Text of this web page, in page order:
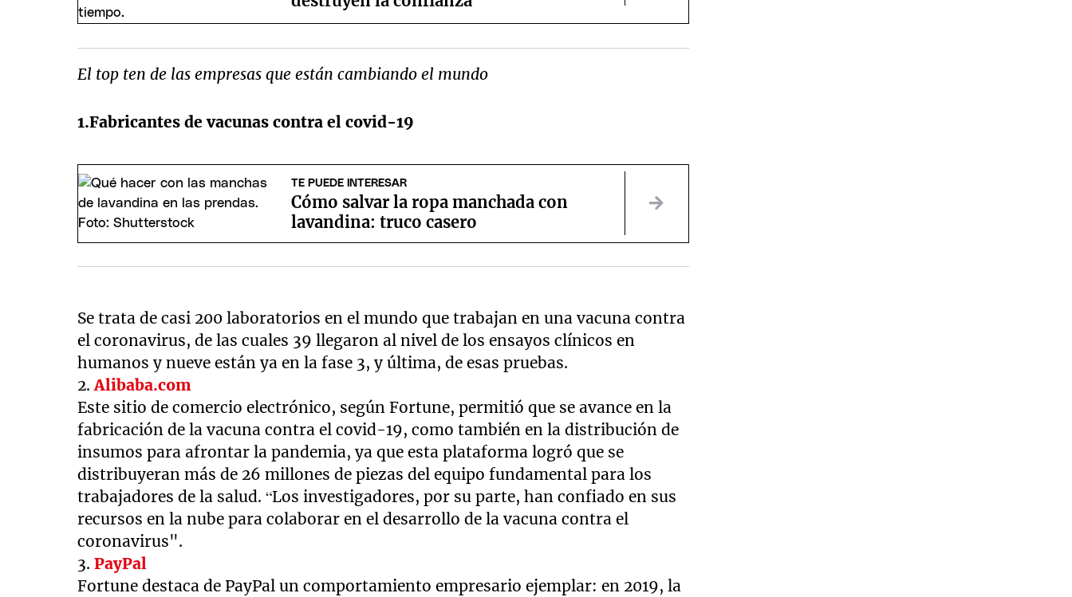
El top ten de las empresas que están cambiando el mundo
1.Fabricantes de vacunas contra el covid-19
TE PUEDE INTERESAR
Cómo salvar la ropa manchada con
lavandina: truco casero
Se trata de casi 200 laboratorios en el mundo que trabajan en una vacuna contra
el coronavirus, de las cuales 39 llegaron al nivel de los ensayos clínicos en
humanos y nueve están ya en la fase 3, y última, de esas pruebas.
2.Alibaba.com
Este sitio de comercio electrónico, según Fortune, permitió que se avance en la
fabricación de la vacuna contra el covid-19, como también en la distribución de
insumos para afrontar la pandemia, ya que esta plataforma logró que se
distribuyeran más de 26 millones de piezas del equipo fundamental para los
trabajadores de la salud. “Los investigadores, por su parte, han confiado en sus
recursos en la nube para colaborar en el desarrollo de la vacuna contra el
coronavirus".
3.PayPal
Fortune destaca de PayPal un comportamiento empresario ejemplar: en 2019, la